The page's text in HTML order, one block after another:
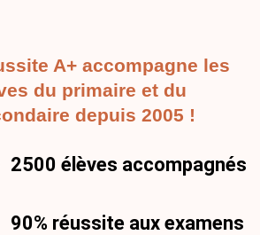
A+ accompagne les
du primaire et du
depuis 2005 !
2500 élèves accompagnés
90% réussite aux examens